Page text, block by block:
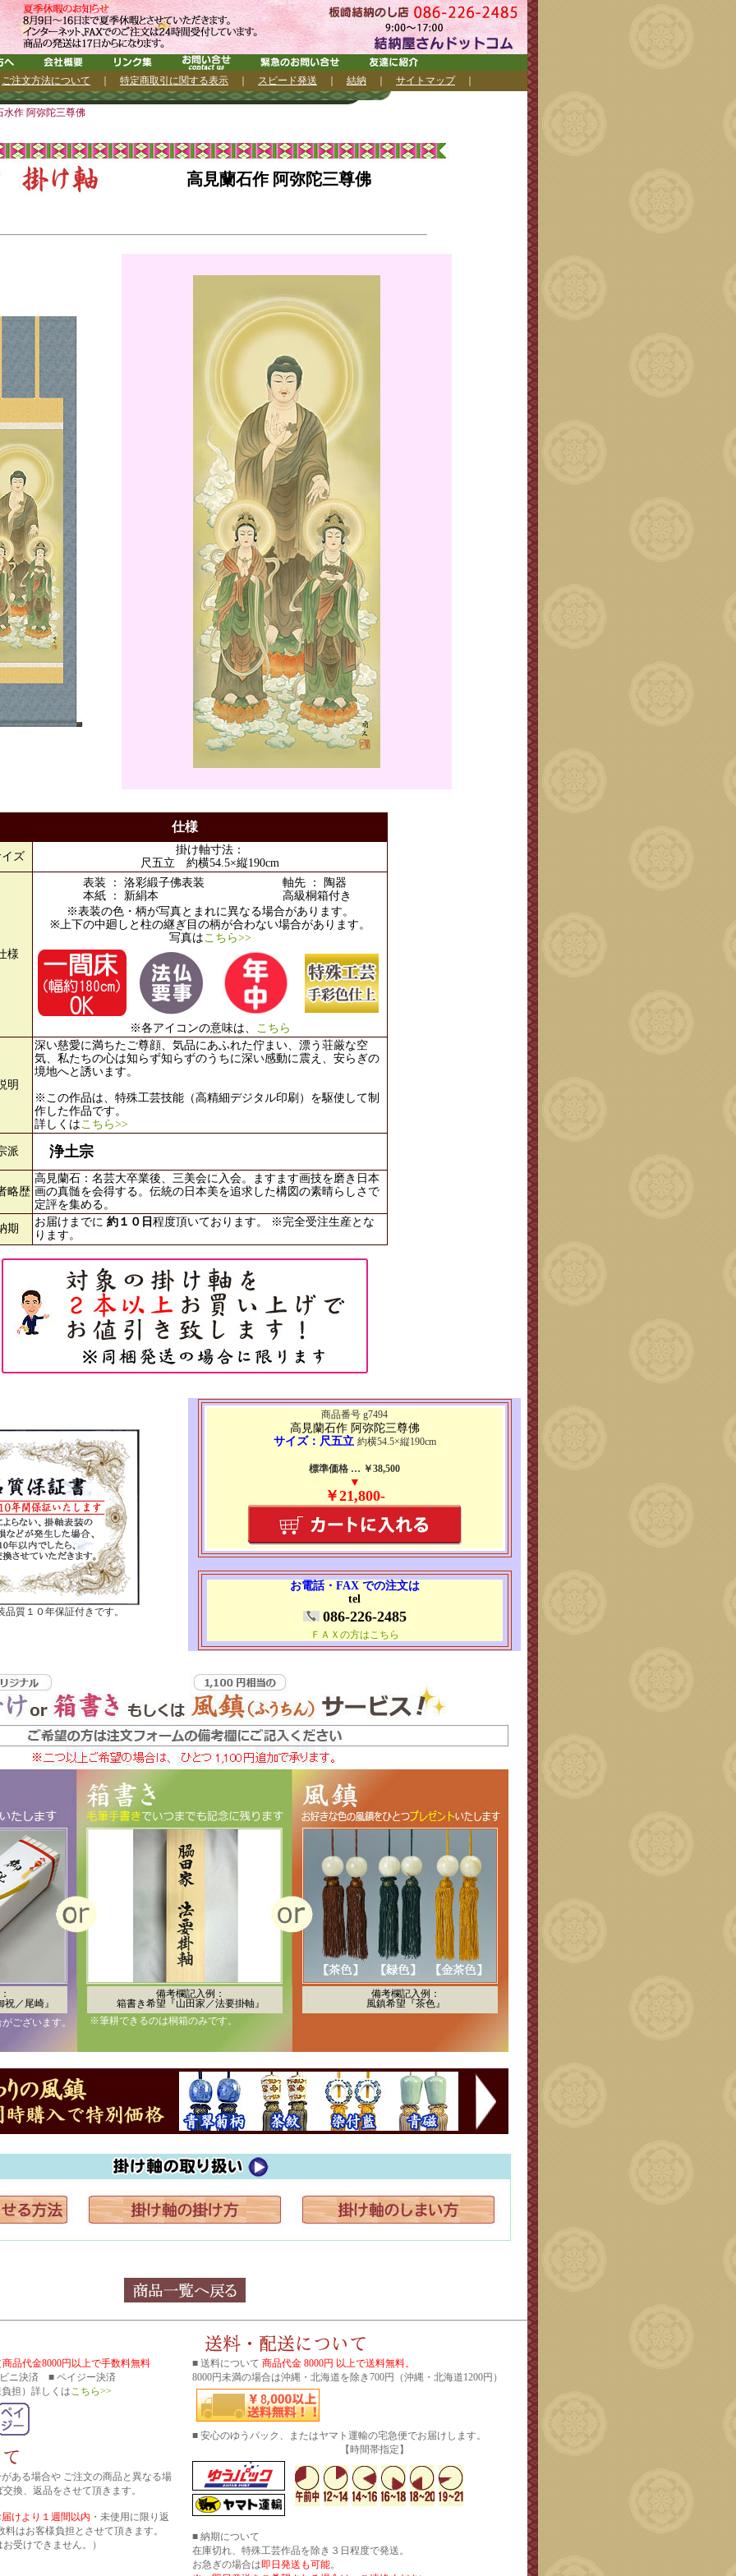
ご注文方法について 特定商取引に関する表示 スピード発送 結納 サイトマップ｜
作 阿弥陀三尊佛
高見蘭石作 阿弥陀三尊佛
仕様
ズ
掛け軸寸法：
尺五立 約横54.5×縦190cm
様
表装 ： 洛彩緞子佛表装
本紙 ： 新絹本
軸先 ： 陶器
高級桐箱付き
※表装の色・柄が写真とまれに異なる場合があります。
※上下の中廻しと柱の継ぎ目の柄が合わない場合があります。
写真はこちら>>
※各アイコンの意味は、 こちら
明
深い慈愛に満ちたご尊顔、気品にあふれた佇まい、漂う荘厳な空
気、私たちの心は知らず知らずのうちに深い感動に震え、安らぎの
境地へと誘います。
※この作品は、特殊工芸技能（高精細デジタル印刷）を駆使して制
作した作品です。
詳しくはこちら>>
派 浄土宗
略歴
高見蘭石：名芸大卒業後、三美会に入会。ますます画技を磨き日本
画の真髄を会得する。伝統の日本美を追求した構図の素晴らしさで
定評を集める。
期
お届けまでに 約１０日 程度頂いております。 ※完全受注生産とな
ります。
質１０年保証付きです。
商品番号 g7494
高見蘭石作 阿弥陀三尊佛
サイズ：尺五立 約横54.5×縦190cm
標準価格 … ￥38,500
▼
￥21,800-
お電話・FAX での注文は
tel
086-226-2485
ＦＡＸの方はこちら
／尾崎』
備考欄記入例：
箱書き希望『山田家／法要掛軸』
備考欄記入例：
風鎮希望『茶色』
ございます。
※筆耕できるのは桐箱のみです。
商品代金8000円以上で手数料無料
ビニ決済 ■ ペイジー決済
担）詳しくはこちら>>
ある場合や ご注文の商品と異なる場
換、返品をさせて頂きます。
けより１週間以内 ・未使用に限り返
はお客様負担とさせて頂きます。
受けできません。）
■ 送料について 商品代金 8000円 以上で送料無料。
8000円未満の場合は沖縄・北海道を除き700円（沖縄・北海道1200円）
■ 安心のゆうパック、またはヤマト運輸の宅急便でお届けします。
【時間帯指定】
■ 納期について
在庫切れ、特殊工芸作品を除き３日程度で発送。
お急ぎの場合は即日発送も可能。